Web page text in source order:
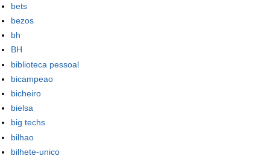
bets
bezos
bh
BH
biblioteca pessoal
bicampeao
bicheiro
bielsa
big techs
bilhao
bilhete-unico